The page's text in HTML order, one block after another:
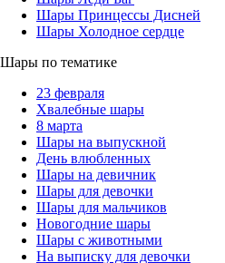
Шары Принцессы Дисней
Шары Холодное сердце
Шары по тематике
23 февраля
Хвалебные шары
8 марта
Шары на выпускной
День влюбленных
Шары на девичник
Шары для девочки
Шары для мальчиков
Новогодние шары
Шары с животными
На выписку для девочки